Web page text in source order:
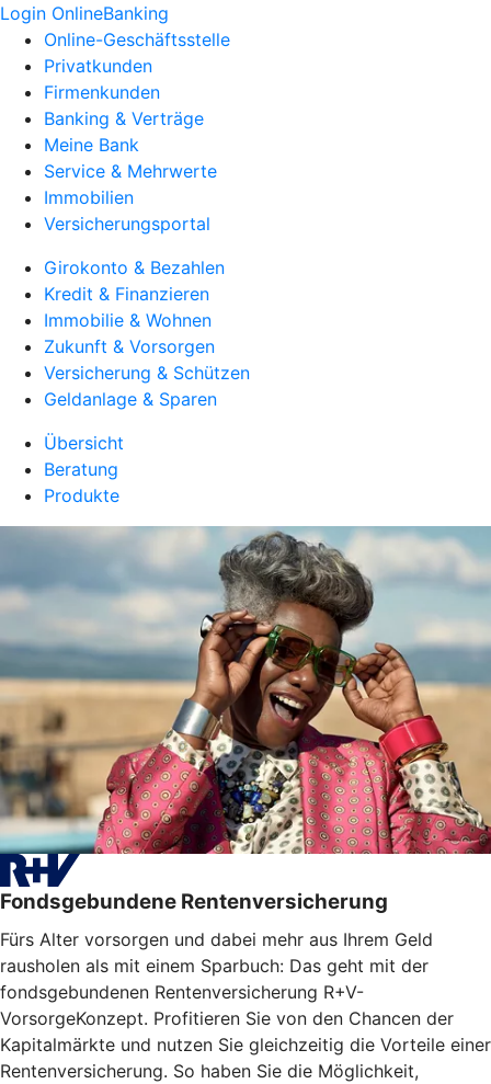
Login OnlineBanking
Online-Geschäftsstelle
Privatkunden
Firmenkunden
Banking & Verträge
Meine Bank
Service & Mehrwerte
Immobilien
Versicherungsportal
Girokonto & Bezahlen
Kredit & Finanzieren
Immobilie & Wohnen
Zukunft & Vorsorgen
Versicherung & Schützen
Geldanlage & Sparen
Übersicht
Beratung
Produkte
Fondsgebundene Rentenversicherung
Fürs Alter vorsorgen und dabei mehr aus Ihrem Geld
rausholen als mit einem Sparbuch: Das geht mit der
fondsgebundenen Rentenversicherung R+V-
VorsorgeKonzept. Profitieren Sie von den Chancen der
Kapitalmärkte und nutzen Sie gleichzeitig die Vorteile einer
Rentenversicherung. So haben Sie die Möglichkeit,